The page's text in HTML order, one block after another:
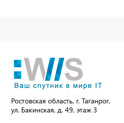
Ростовская область, г. Таганрог,
ул. Бакинская, д. 49, этаж 3